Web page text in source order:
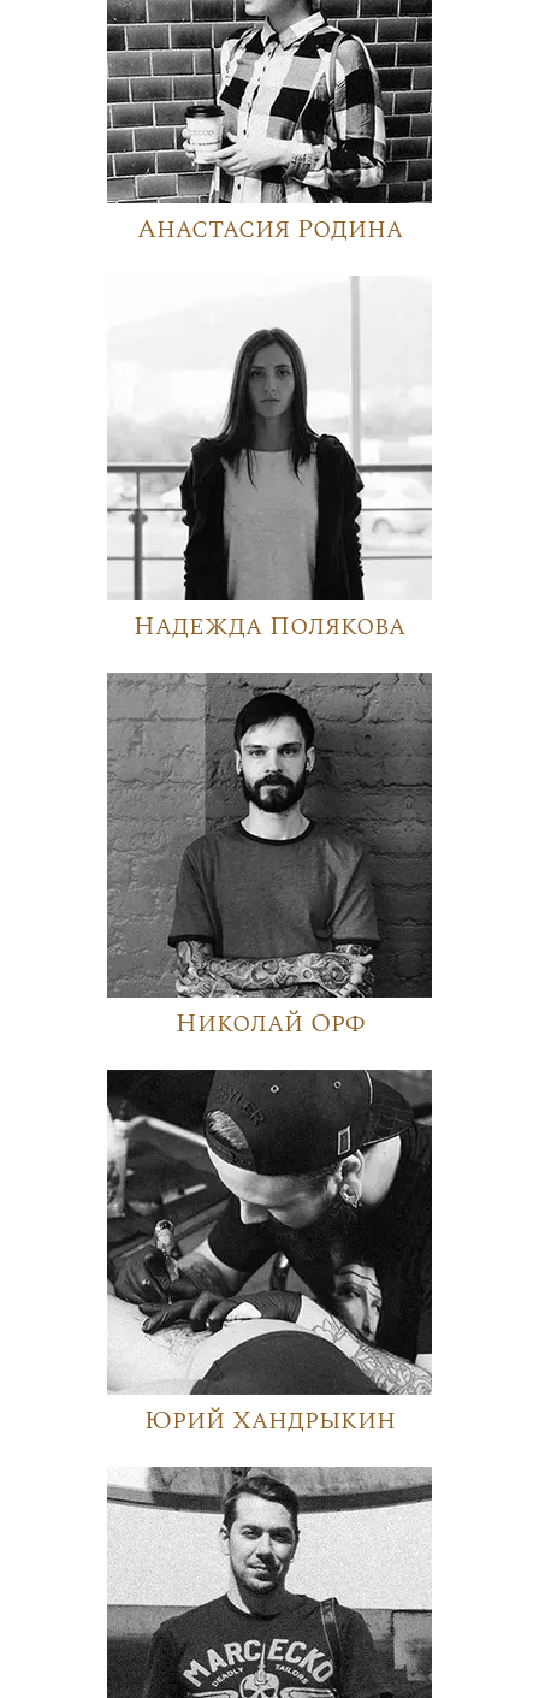
Анастасия Родина
Надежда Полякова
Николай Орф
Юрий Хандрыкин